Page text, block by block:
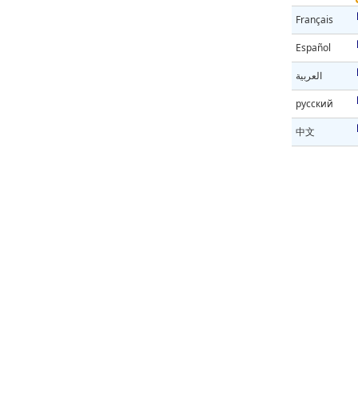
Français
Español
العربية
русский
中文